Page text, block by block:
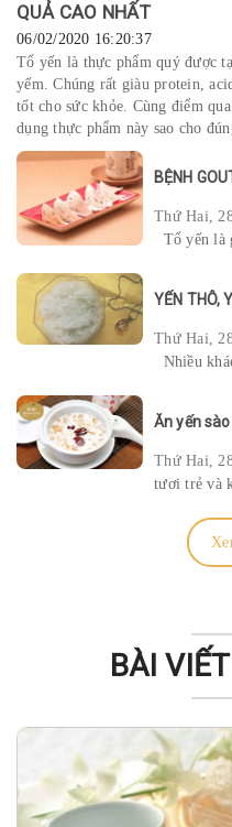
QUẢ CAO NHẤT
06/02/2020 16:20:37
Tổ yến là thực phẩm quý được
yếm. Chúng rất giàu protein,
tốt cho sức khỏe. Cùng điểm
dụng thực phẩm này sao cho
BỆNH
Thứ Hai,
Tổ yến là
YẾN THÔ,
Thứ Hai,
Nhiều
Ăn yến
Thứ Hai,
tươi trẻ và
BÀI